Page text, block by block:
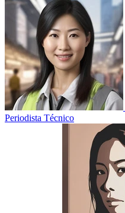
Periodista Técnico